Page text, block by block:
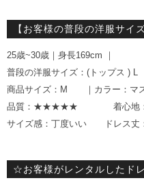
【お客様の普段の洋服サイズ
25歳~30歳｜身長169cm ｜
普段の洋服サイズ：(トップス ) L
商品サイズ：M ｜カラー：マ
品質：★★★★★ 着心
サイズ感：丁度いい ドレス丈
☆お客様がレンタルしたド